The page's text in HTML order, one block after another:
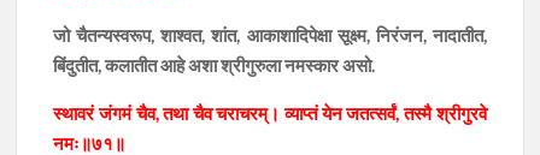
जो चैतन्यस्वरूप, शाश्वत, शांत, आकाशादिपेक्षा सूक्ष्म, निरंजन, नादातीत,
बिंदुतीत, कलातीत आहे अशा श्रीगुरुला नमस्कार असो.
स्थावरं जंगमं चैव, तथा चैव चराचरम्। व्याप्तं येन जतत्सर्वं, तस्मै श्रीगुरवे
नमः॥७१॥